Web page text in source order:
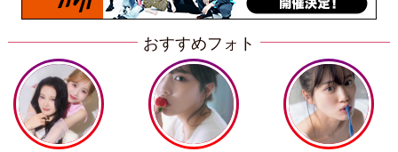
おすすめフォト